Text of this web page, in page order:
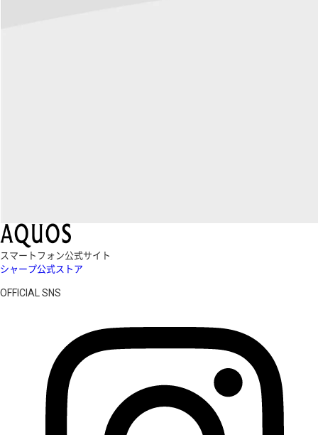
スマートフォン公式サイト
シャープ公式ストア
OFFICIAL SNS